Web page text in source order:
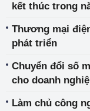
kết thúc trong
Thương mại
phát triển
Chuyển đổi số
cho doanh
Làm chủ công